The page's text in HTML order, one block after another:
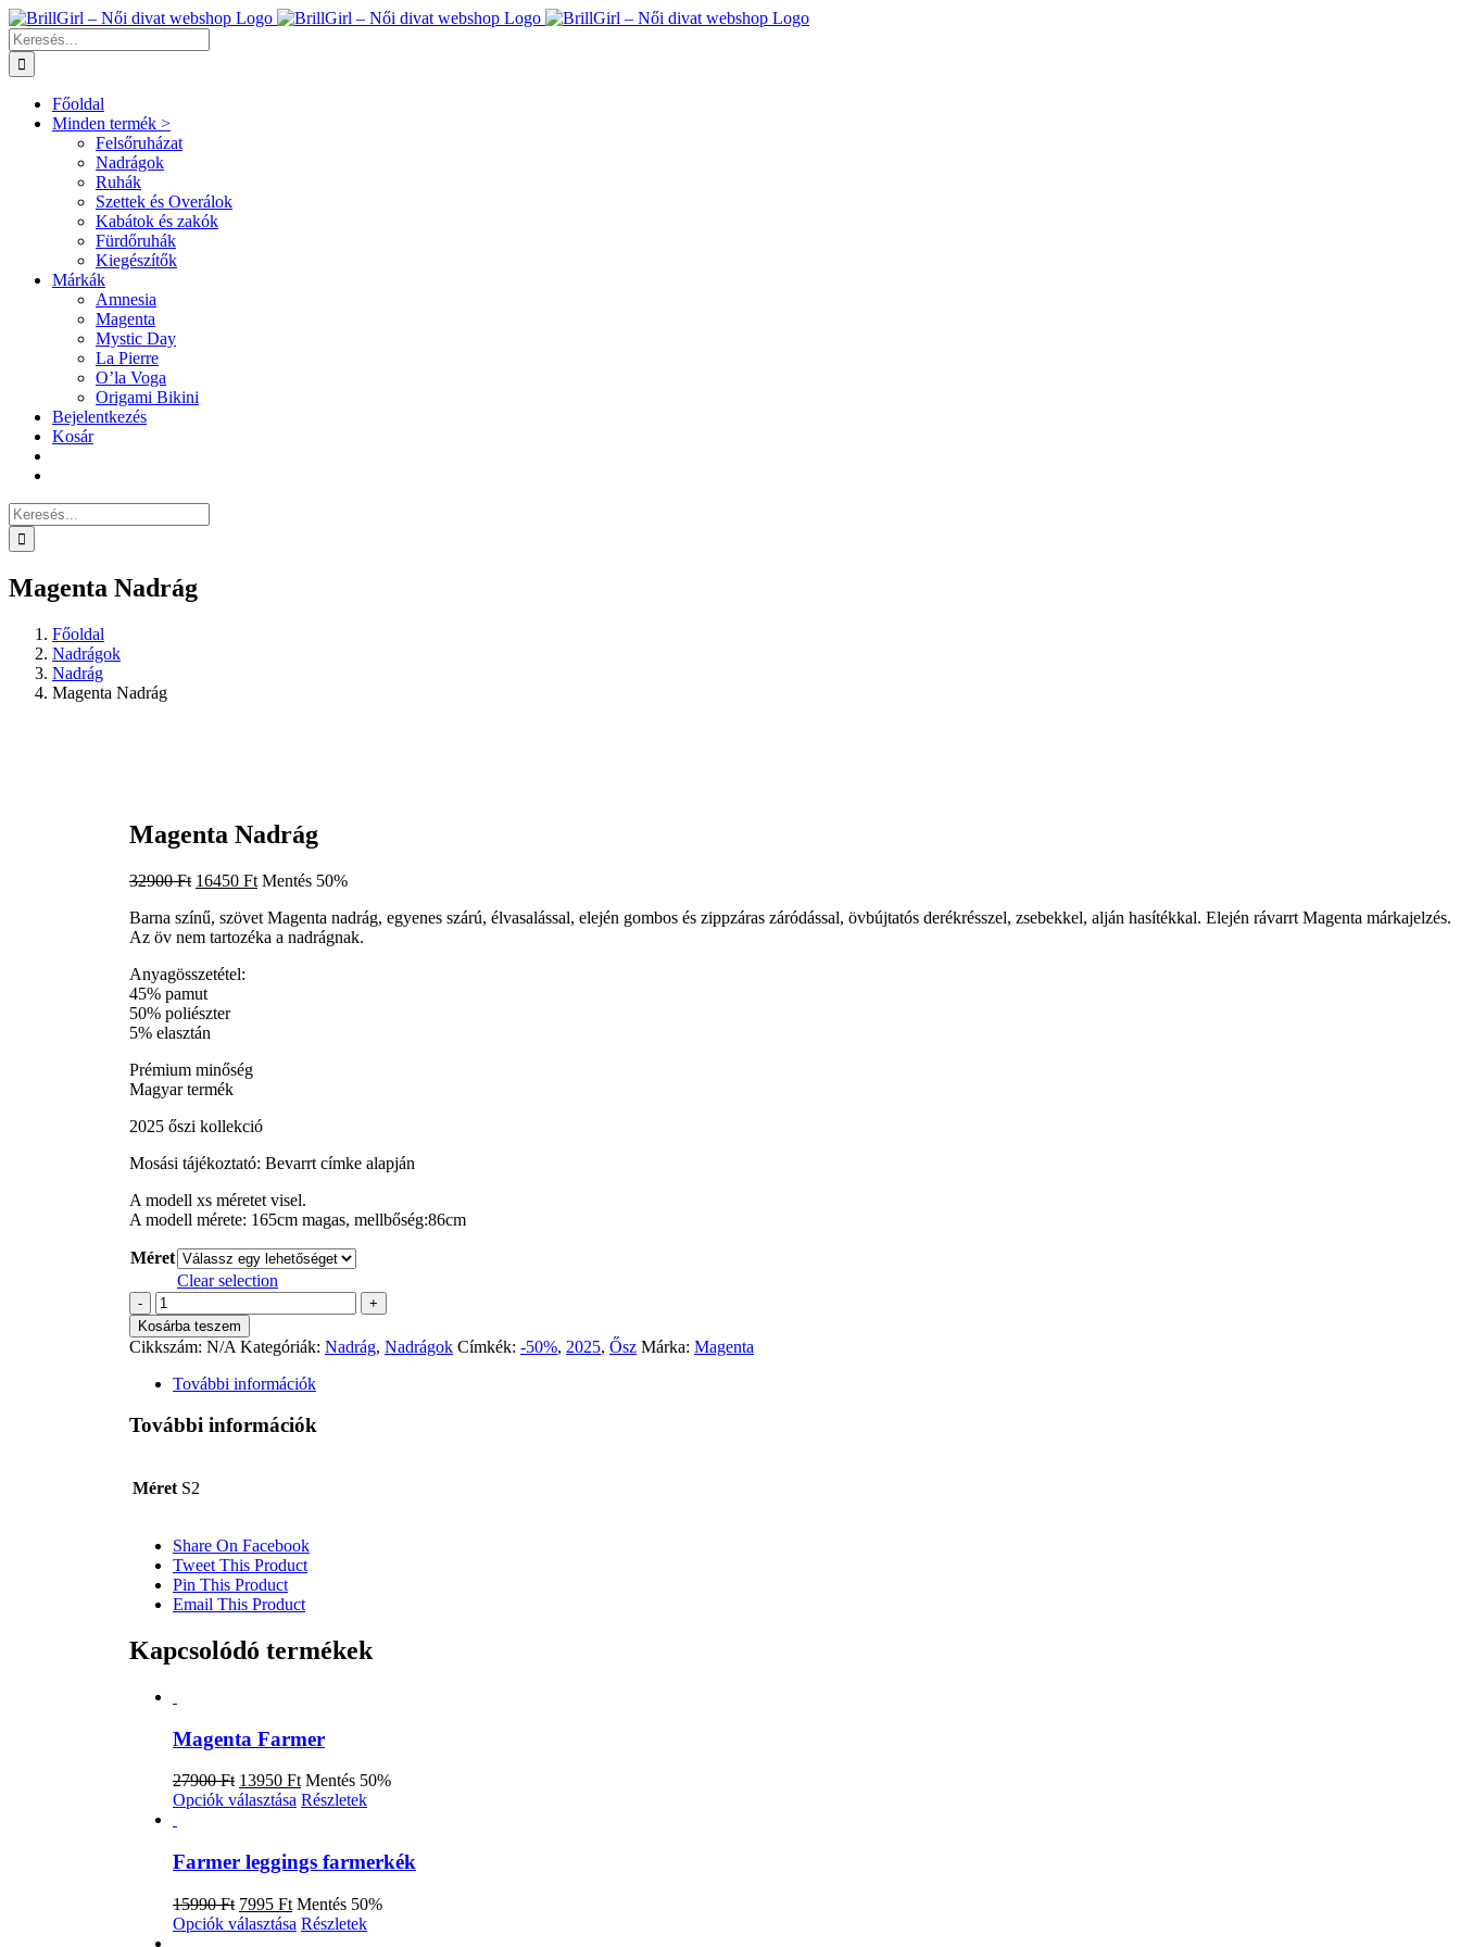
Kihagyás
Keresés...
Főoldal
Minden termék >
Felsőruházat
Nadrágok
Ruhák
Szettek és Overálok
Kabátok és zakók
Fürdőruhák
Kiegészítők
Márkák
Amnesia
Magenta
Mystic Day
La Pierre
O’la Voga
Origami Bikini
Bejelentkezés
Kosár
Keresés...
Magenta Nadrág
Főoldal
Nadrágok
Nadrág
Magenta Nadrág
Magenta Nadrág
32900Ft Original
was:
32900 Ft.
16450 FtCurrent
is:
16450 Ft.
Mentés 50%
Barna színű, szövet Magenta nadrág, egyenes szárú, élvasalással, elején gombos és zippzáras záródással, övbújtatós derékrésszel, zsebekkel, alján hasítékkal. Elején rávarrt Magenta márkajelzés.
Az öv nem tartozéka a nadrágnak.
Anyagösszetétel:
45% pamut
50% poliészter
5% elasztán
Prémium minőség
Magyar termék
2025 őszi kollekció
Mosási tájékoztató: Bevarrt címke alapján
A modell xs méretet visel.
A modell mérete: 165cm magas, mellbőség:86cm
Méret
Clear selection
-
Magenta
Nadrág
mennyiség
+
Kosárba teszem
Cikkszám: N/A Kategóriák: Nadrág, Nadrágok Címkék: -50%, 2025, Ősz Márka: Magenta
További információk
További információk
Méret S2
Share On Facebook
Tweet This Product
Pin This Product
Email This Product
Kapcsolódó termékek
Magenta Farmer
27900Ft Original
price
13950 FtCurrent
price
Mentés 50%
Opciók választása Ennek
több
variációja
van.
A
változatok
Részletek
Farmer leggings farmerkék
15990Ft Original
price
7995 FtCurrent
price
Mentés 50%
Opciók választása Ennek
Részletek